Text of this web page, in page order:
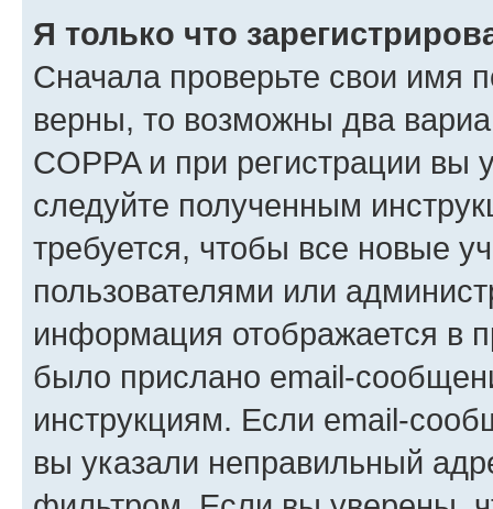
Я только что
Сначала проверьте свои имя
верны, то возможны два
COPPA и при регистрации вы
следуйте полученным
требуется, чтобы все новые
пользователями или
информация отображается в
было прислано email-
инструкциям. Если email-
вы указали неправильный